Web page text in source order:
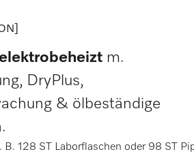
m.
DryPlus,
& ölbeständige
B. 128 ST Laborflaschen oder 98 ST